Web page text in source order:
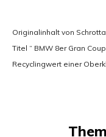
Originalinhalt von
Titel “ BMW 8er Gran
Recyclingwert einer